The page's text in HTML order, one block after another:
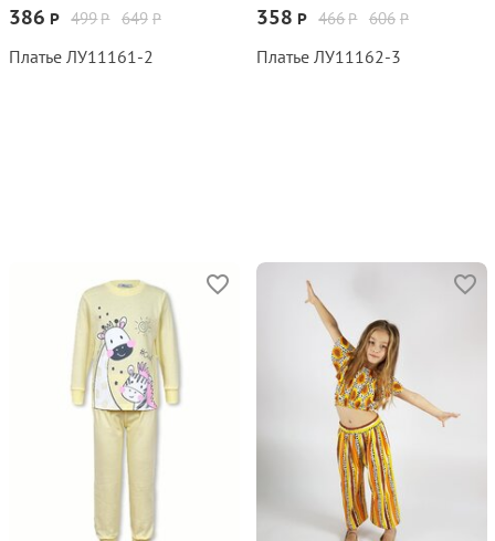
649 Р
499Р
386 Р
Платье ЛУ11161‑2
606 Р
466Р
358 Р
Платье ЛУ11162‑3